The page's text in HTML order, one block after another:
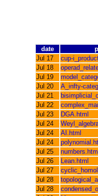
date
Jul 17
cup-
Jul 18
Jul 19
Jul 20
A_infty-
Jul 21
Jul 22
Jul 23
DGA.html
Jul 24
Jul 24
AI.html
Jul 24
Jul 25
numbers.html
Jul 26
Lean.html
Jul 27
Jul 28
Jul 28